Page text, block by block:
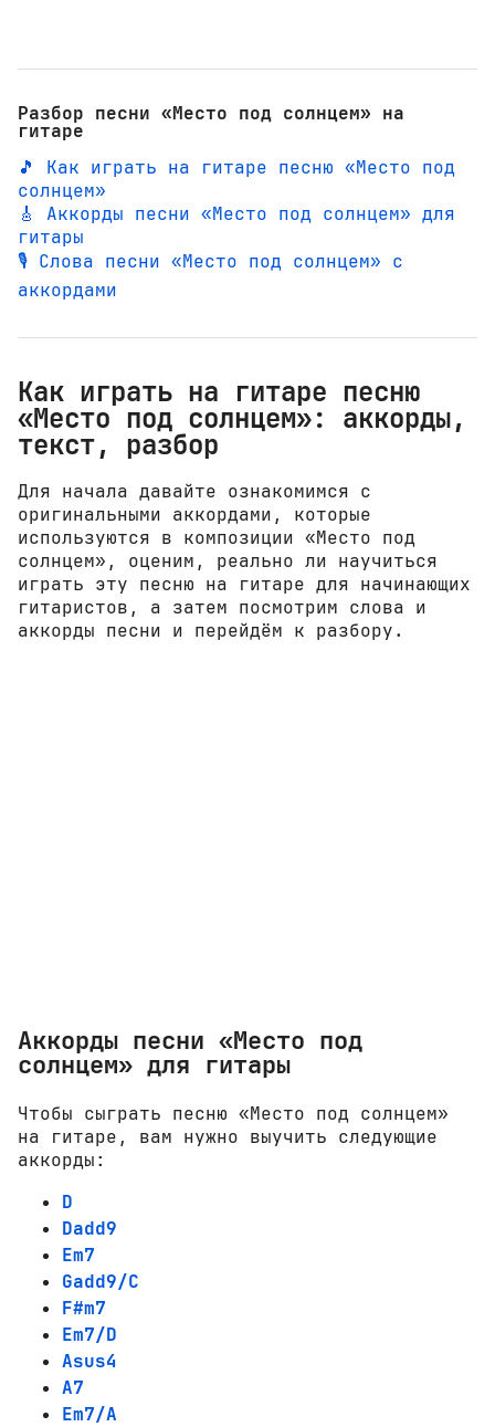
Разбор песни «Место под солнцем» на
гитаре
🎵 Как играть на гитаре песню «Место под
солнцем»
🎸 Аккорды песни «Место под солнцем» для
гитары
🎙️ Слова песни «Место под солнцем» с
аккордами
Как играть на гитаре песню
«Место под солнцем»: аккорды,
текст, разбор
Для начала давайте ознакомимся с
оригинальными аккордами, которые
используются в композиции «Место под
солнцем», оценим, реально ли научиться
играть эту песню на гитаре для начинающих
гитаристов, а затем посмотрим слова и
аккорды песни и перейдём к разбору.
Аккорды песни «Место под
солнцем» для гитары
Чтобы сыграть песню «Место под солнцем»
на гитаре, вам нужно выучить следующие
аккорды:
D
Dadd9
Em7
Gadd9/C
F#m7
Em7/D
Asus4
A7
Em7/A